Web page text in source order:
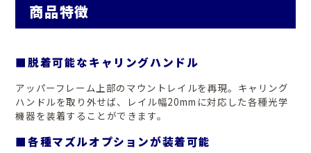
商品特徴
■脱着可能なキャリングハンドル
アッパーフレーム上部のマウントレイルを再現。キャリング
ハンドルを取り外せば、レイル幅20mmに対応した各種光学
機器を装着することができます。
■各種マズルオプションが装着可能